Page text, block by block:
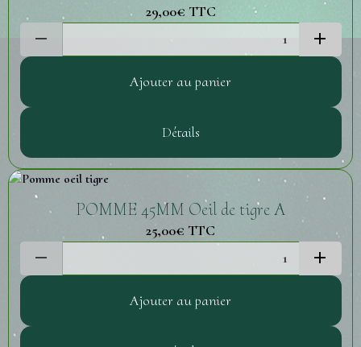
29,00€ TTC
Ajouter au panier
Détails
POMME 45MM Oeil de tigre A
25,00€ TTC
Ajouter au panier